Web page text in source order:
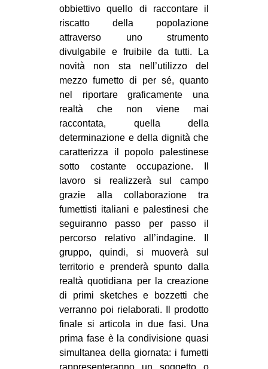
obbiettivo quello di raccontare il
riscatto della popolazione
attraverso uno strumento
divulgabile e fruibile da tutti. La
novità non sta nell’utilizzo del
mezzo fumetto di per sé, quanto
nel riportare graficamente una
realtà che non viene mai
raccontata, quella della
determinazione e della dignità che
caratterizza il popolo palestinese
sotto costante occupazione. Il
lavoro si realizzerà sul campo
grazie alla collaborazione tra
fumettisti italiani e palestinesi che
seguiranno passo per passo il
percorso relativo all’indagine. Il
gruppo, quindi, si muoverà sul
territorio e prenderà spunto dalla
realtà quotidiana per la creazione
di primi sketches e bozzetti che
verranno poi rielaborati. Il prodotto
finale si articola in due fasi. Una
prima fase è la condivisione quasi
simultanea della giornata: i fumetti
rappresenteranno un soggetto o